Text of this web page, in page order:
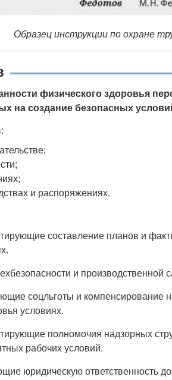
Образец инструкции по охране
физического здоровья
на создание безопасных
и распоряжениях.
составление планов и
и производственной
соцльготы и компенсирование
условиях.
полномочия надзорных
рабочих условий.
юридическую ответственность